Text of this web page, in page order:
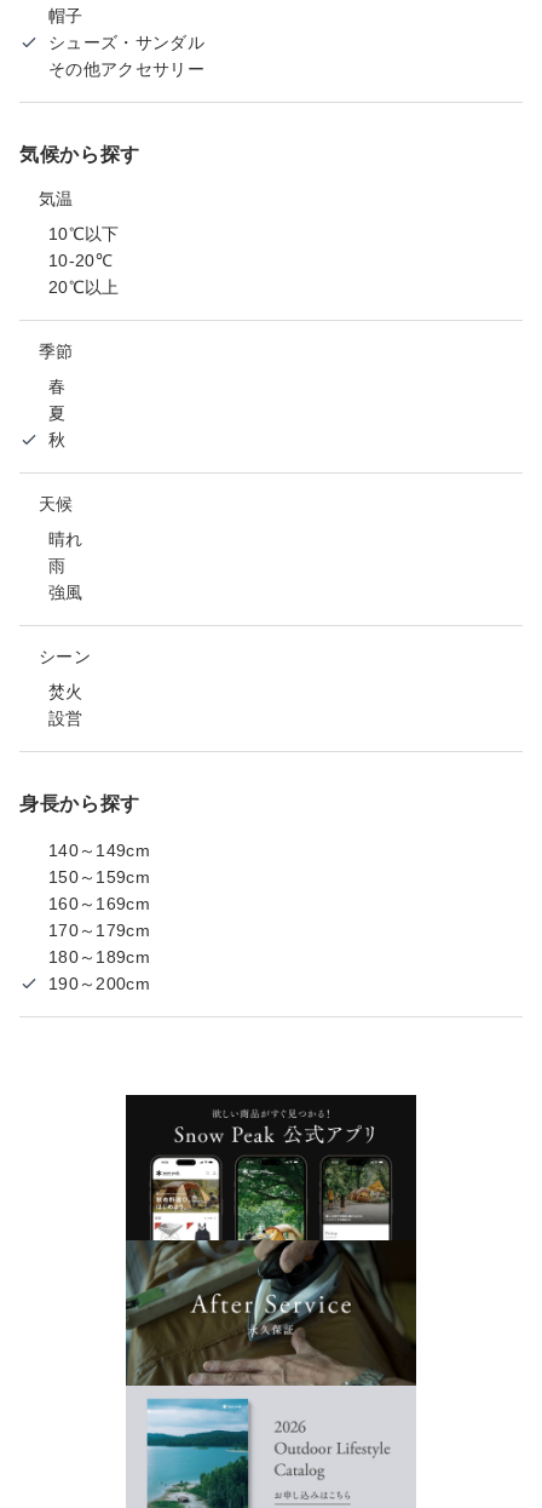
帽子
シューズ・サンダル
その他アクセサリー
気候から探す
気温
10℃以下
10-20℃
20℃以上
季節
春
夏
秋
天候
晴れ
雨
強風
シーン
焚火
設営
身長から探す
140～149cm
150～159cm
160～169cm
170～179cm
180～189cm
190～200cm